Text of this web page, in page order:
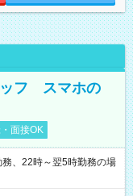
ッフ スマホの
面接OK
、22時～翌5時勤務の場